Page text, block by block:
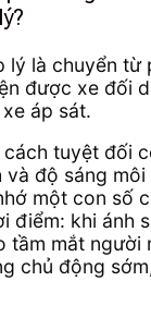
lý là chuyển từ
được xe đối
áp sát.
cách tuyệt đối
độ sáng
một con số
điểm: khi ánh
tầm mắt người
chủ động